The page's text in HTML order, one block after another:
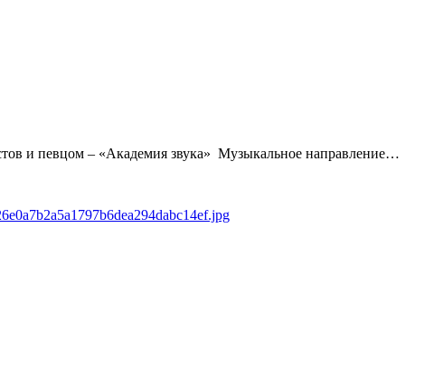
и певцом – «Академия звука» Музыкальное направление…